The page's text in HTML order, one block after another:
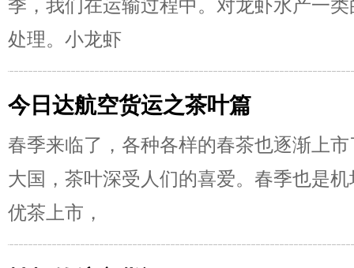
季，我们在运输过程中。对龙虾水产一
处理。小龙虾
今日达航空货运之茶叶篇
春季来临了，各种各样的春茶也逐渐上
大国，茶叶深受人们的喜爱。春季也是
优茶上市，